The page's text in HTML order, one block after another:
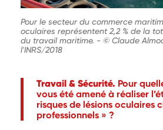
Pour le secteur du commerce
oculaires représentent 2,2 % de la
du travail maritime. - © Claude
l'INRS/2018
Travail & Sécurité. Pour
vous été amené à réaliser
risques de lésions oculaires
professionnels » ?